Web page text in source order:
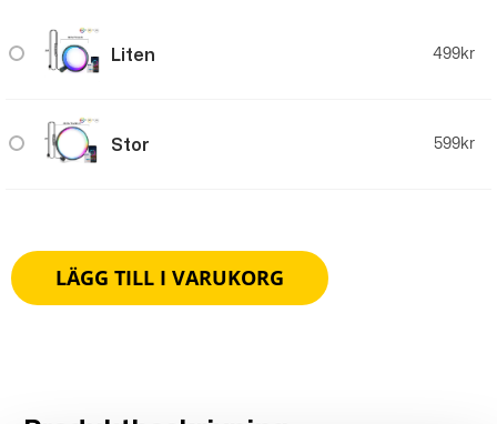
Liten 499kr
Stor 599kr
LÄGG TILL I VARUKORG